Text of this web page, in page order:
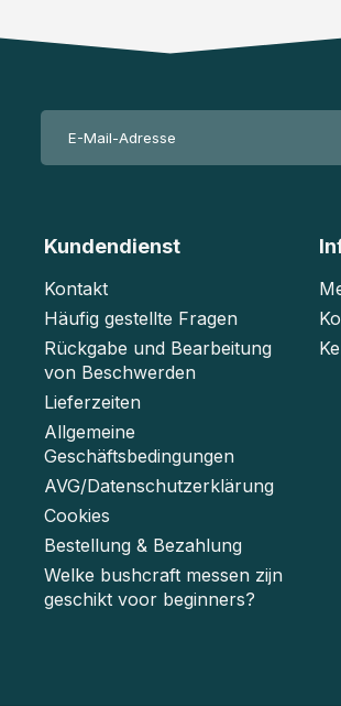
Kundendienst
Kontakt
Häufig gestellte Fragen
Rückgabe und Bearbeitung
von Beschwerden
Lieferzeiten
Allgemeine
Geschäftsbedingungen
AVG/Datenschutzerklärung
Cookies
Bestellung & Bezahlung
Welke bushcraft messen zijn
geschikt voor beginners?